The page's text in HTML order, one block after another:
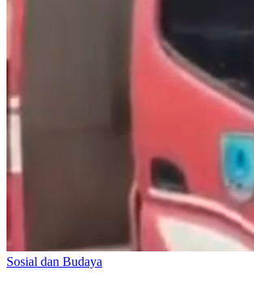
Sosial dan Budaya